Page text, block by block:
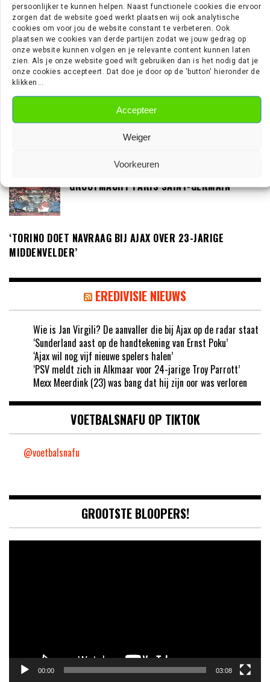
persoonlijker te kunnen helpen. Naast functionele cookies die ervoor
zorgen dat de website goed werkt plaatsen wij ook analytische
cookies om voor jou de website constant te verbeteren. Ook
plaatsen we cookies van derde partijen zodat we jouw gedrag op
onze website kunnen volgen en je relevante content kunnen laten
zien. Als je onze website goed wilt gebruiken dan is het nodig dat je
onze cookies accepteert. Dat doe je door op de 'button' hieronder de
klikken...
Accepteer
Weiger
Voorkeuren
‘LOUIS VAN GAAL BEREID OM IN GESPREK TE
GAAN MET DE KNVB’
‘TEUN KOOPMEINERS STAAT VOOR
AVONTUUR IN DE PREMIER LEAGUE’
‘AJAX IN GESPREK MET FRANSE
GROOTMACHT PARIS SAINT-GERMAIN’
‘TORINO DOET NAVRAAG BIJ AJAX OVER 23-JARIGE
MIDDENVELDER’
EREDIVISIE NIEUWS
Wie is Jan Virgili? De aanvaller die bij Ajax op de radar staat
‘Sunderland aast op de handtekening van Ernst Poku’
‘Ajax wil nog vijf nieuwe spelers halen’
‘PSV meldt zich in Alkmaar voor 24-jarige Troy Parrott’
Mexx Meerdink (23) was bang dat hij zijn oor was verloren
VOETBALSNAFU OP TIKTOK
@voetbalsnafu
GROOTSTE BLOOPERS!
00:00 03:08